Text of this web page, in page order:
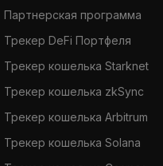
Партнерская программа
Трекер DeFi Портфеля
Трекер кошелька Starknet
Трекер кошелька zkSync
Трекер кошелька Arbitrum
Трекер кошелька Solana